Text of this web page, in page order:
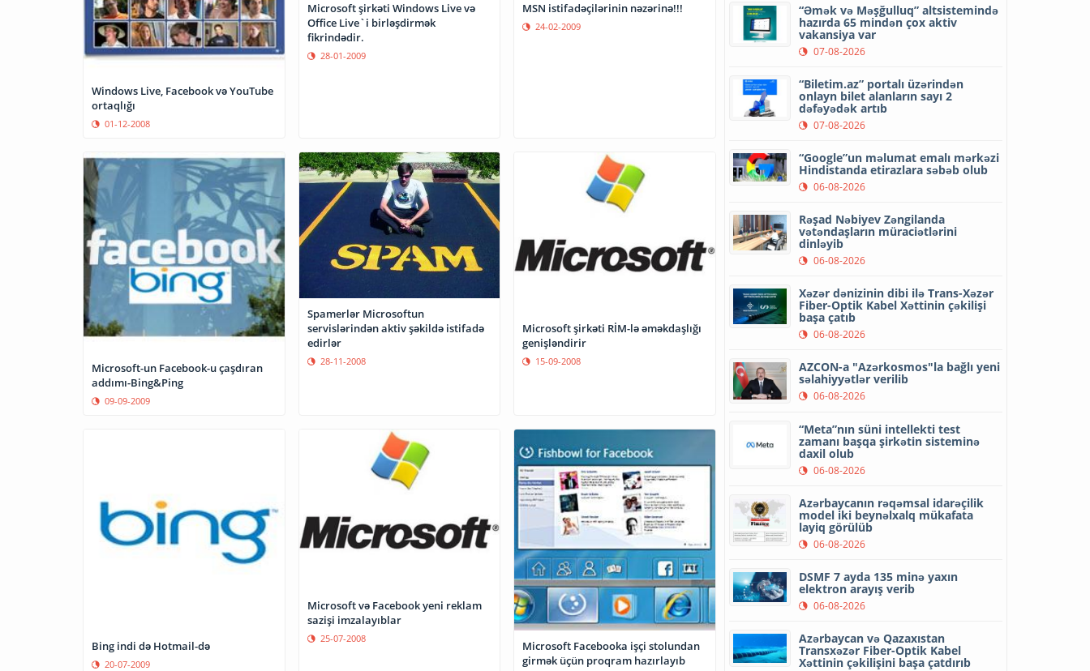
Windows Live, Facebook və YouTube
ortaqlığı
01-12-2008
Microsoft şirkəti Windows Live və
Office Live`i birləşdirmək
fikrindədir.
28-01-2009
MSN istifadəçilərinin nəzərinə!!!
24-02-2009
Microsoft-un Facebook-u çaşdıran
addımı-Bing&Ping
09-09-2009
Spamerlər Microsoftun
servislərindən aktiv şəkildə istifadə
edirlər
28-11-2008
Microsoft şirkəti RİM-lə əməkdaşlığı
genişləndirir
15-09-2008
Bing indi də Hotmail-də
20-07-2009
Microsoft və Facebook yeni reklam
sazişi imzalayıblar
25-07-2008
Microsoft Facebooka işçi stolundan
girmək üçün proqram hazırlayıb
“Əmək və Məşğulluq” altsistemində
hazırda 65 mindən çox aktiv
vakansiya var
07-08-2026
“Biletim.az” portalı üzərindən
onlayn bilet alanların sayı 2
dəfəyədək artıb
07-08-2026
“Google”un məlumat emalı mərkəzi
Hindistanda etirazlara səbəb olub
06-08-2026
Rəşad Nəbiyev Zəngilanda
vətəndaşların müraciətlərini
dinləyib
06-08-2026
Xəzər dənizinin dibi ilə Trans-Xəzər
Fiber-Optik Kabel Xəttinin çəkilişi
başa çatıb
06-08-2026
AZCON-a "Azərkosmos"la bağlı yeni
səlahiyyətlər verilib
06-08-2026
“Meta”nın süni intellekti test
zamanı başqa şirkətin sisteminə
daxil olub
06-08-2026
Azərbaycanın rəqəmsal idarəçilik
model iki beynəlxalq mükafata
layiq görülüb
06-08-2026
DSMF 7 ayda 135 minə yaxın
elektron arayış verib
06-08-2026
Azərbaycan və Qazaxıstan
Transxəzər Fiber-Optik Kabel
Xəttinin çəkilişini başa çatdırıb